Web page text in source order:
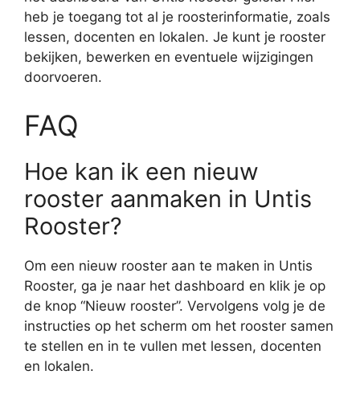
heb je toegang tot al je roosterinformatie, zoals
lessen, docenten en lokalen. Je kunt je rooster
bekijken, bewerken en eventuele wijzigingen
doorvoeren.
FAQ
Hoe kan ik een nieuw
rooster aanmaken in Untis
Rooster?
Om een nieuw rooster aan te maken in Untis
Rooster, ga je naar het dashboard en klik je op
de knop “Nieuw rooster”. Vervolgens volg je de
instructies op het scherm om het rooster samen
te stellen en in te vullen met lessen, docenten
en lokalen.